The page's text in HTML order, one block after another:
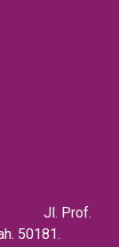
Jl. Prof.
50181.